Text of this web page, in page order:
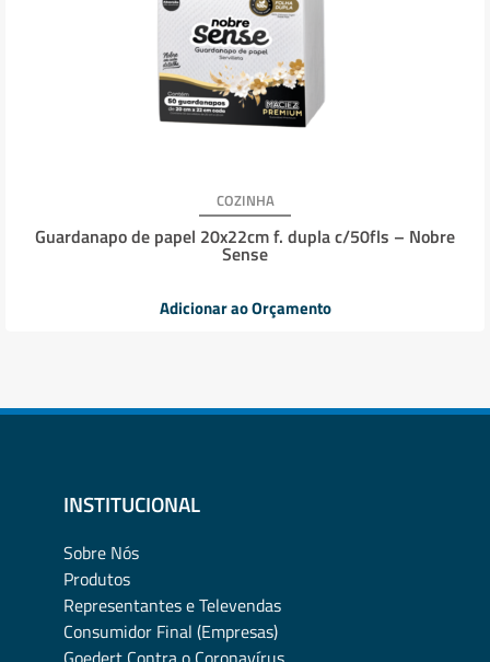
COZINHA
Guardanapo de papel 20x22cm f. dupla c/50fls – Nobre
Sense
Adicionar ao Orçamento
INSTITUCIONAL
Sobre Nós
Produtos
Representantes e Televendas
Consumidor Final (Empresas)